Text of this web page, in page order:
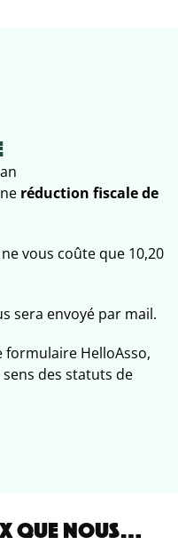
réduction fiscale de
vous coûte que 10,20
sera envoyé par mail.
formulaire HelloAsso,
des statuts de
QUE NOUS…